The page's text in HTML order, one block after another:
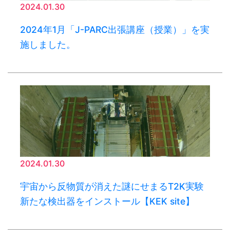
2024.01.30
2024年1月「J-PARC出張講座（授業）」を実
施しました。
2024.01.30
宇宙から反物質が消えた謎にせまるT2K実験
新たな検出器をインストール【KEK site】